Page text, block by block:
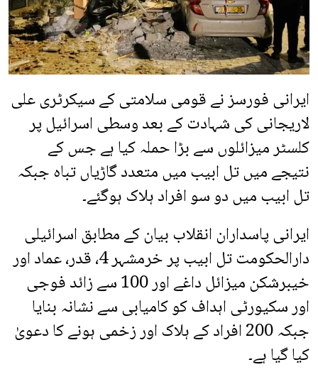
ایرانی فورسز نے قومی سلامتی کے سیکرٹری علی
لاریجانی کی شہادت کے بعد وسطی اسرائیل پر
کلسٹر میزائلوں سے بڑا حملہ کیا ہے جس کے
نتیجے میں تل ابیب میں متعدد گاڑیاں تباہ جبکہ
تل ابیب میں دو سو افراد ہلاک ہوگئے۔
ایرانی پاسداران انقلاب بیان کے مطابق اسرائیلی
دارالحکومت تل ابیب پر خرمشہر 4، قدر، عماد اور
خیبرشکن میزائل داغے اور 100 سے زائد فوجی
اور سکیورٹی اہداف کو کامیابی سے نشانہ بنایا
جبکہ 200 افراد کے ہلاک اور زخمی ہونے کا دعویٰ
کیا گیا ہے۔